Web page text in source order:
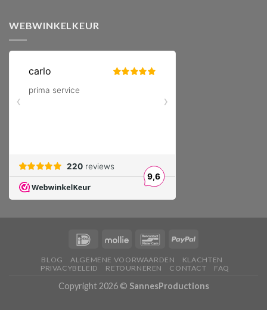
WEBWINKELKEUR
BLOG ALGEMENE VOORWAARDEN
KLACHTEN
PRIVACYBELEID
RETOURNEREN CONTACT FAQ
Copyright 2026 © SannesProductions